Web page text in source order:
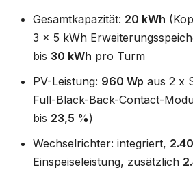
Gesamtkapazität: 20 kWh
3 x 5 kWh
bis 30 kWh pro Turm
PV-Leistung: 960 Wp aus 2 x
Full-Black-Back-Contact-
bis 23,5 %)
Wechselrichter: integriert,
Einspeiseleistung, zusätzlich